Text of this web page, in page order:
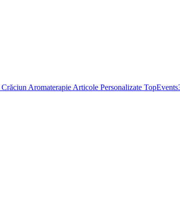
Crăciun Aromaterapie Articole Personalizate